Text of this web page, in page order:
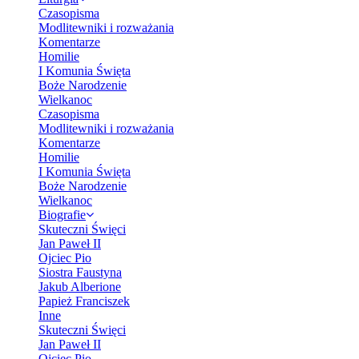
Czasopisma
Modlitewniki i rozważania
Komentarze
Homilie
I Komunia Święta
Boże Narodzenie
Wielkanoc
Czasopisma
Modlitewniki i rozważania
Komentarze
Homilie
I Komunia Święta
Boże Narodzenie
Wielkanoc
Biografie
Skuteczni Święci
Jan Paweł II
Ojciec Pio
Siostra Faustyna
Jakub Alberione
Papież Franciszek
Inne
Skuteczni Święci
Jan Paweł II